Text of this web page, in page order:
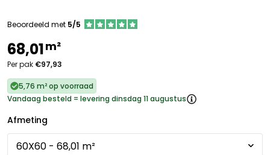
Beoordeeld met 5/5
68,01m²
Per pak €97,93
5,76 m² op voorraad
Vandaag besteld = levering dinsdag 11 augustus
Afmeting